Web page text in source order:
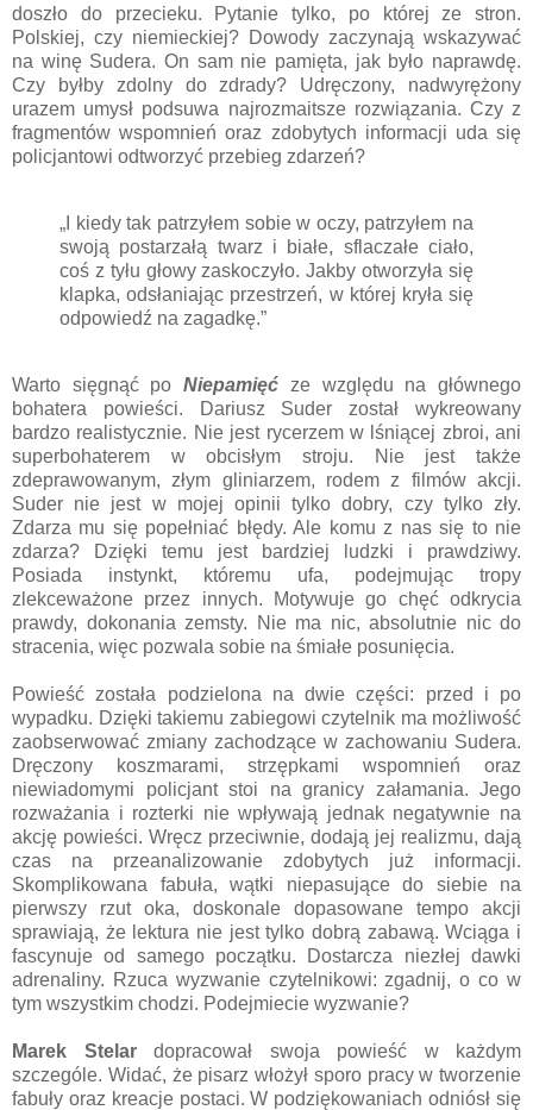
doszło do przecieku. Pytanie tylko, po której ze stron.
Polskiej, czy niemieckiej? Dowody zaczynają wskazywać
na winę Sudera. On sam nie pamięta, jak było naprawdę.
Czy byłby zdolny do zdrady? Udręczony, nadwyrężony
urazem umysł podsuwa najrozmaitsze rozwiązania. Czy z
fragmentów wspomnień oraz zdobytych informacji uda się
policjantowi odtworzyć przebieg zdarzeń?
„I kiedy tak patrzyłem sobie w oczy, patrzyłem na
swoją postarzałą twarz i białe, sflaczałe ciało,
coś z tyłu głowy zaskoczyło. Jakby otworzyła się
klapka, odsłaniając przestrzeń, w której kryła się
odpowiedź na zagadkę.”
Warto sięgnąć poNiepamięć ze względu na głównego
bohatera powieści. Dariusz Suder został wykreowany
bardzo realistycznie. Nie jest rycerzem w lśniącej zbroi, ani
superbohaterem w obcisłym stroju. Nie jest także
zdeprawowanym, złym gliniarzem, rodem z filmów akcji.
Suder nie jest w mojej opinii tylko dobry, czy tylko zły.
Zdarza mu się popełniać błędy. Ale komu z nas się to nie
zdarza? Dzięki temu jest bardziej ludzki i prawdziwy.
Posiada instynkt, któremu ufa, podejmując tropy
zlekceważone przez innych. Motywuje go chęć odkrycia
prawdy, dokonania zemsty. Nie ma nic, absolutnie nic do
stracenia, więc pozwala sobie na śmiałe posunięcia.
Powieść została podzielona na dwie części: przed i po
wypadku. Dzięki takiemu zabiegowi czytelnik ma możliwość
zaobserwować zmiany zachodzące w zachowaniu Sudera.
Dręczony koszmarami, strzępkami wspomnień oraz
niewiadomymi policjant stoi na granicy załamania. Jego
rozważania i rozterki nie wpływają jednak negatywnie na
akcję powieści. Wręcz przeciwnie, dodają jej realizmu, dają
czas na przeanalizowanie zdobytych już informacji.
Skomplikowana fabuła, wątki niepasujące do siebie na
pierwszy rzut oka, doskonale dopasowane tempo akcji
sprawiają, że lektura nie jest tylko dobrą zabawą. Wciąga i
fascynuje od samego początku. Dostarcza niezłej dawki
adrenaliny. Rzuca wyzwanie czytelnikowi: zgadnij, o co w
tym wszystkim chodzi. Podejmiecie wyzwanie?
Marek Stelar dopracował swoja powieść w każdym
szczególe. Widać, że pisarz włożył sporo pracy w tworzenie
fabuły oraz kreacje postaci. W podziękowaniach odniósł się